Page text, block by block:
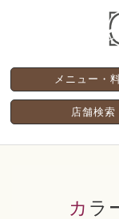
メニュー・
店舗検索
カ